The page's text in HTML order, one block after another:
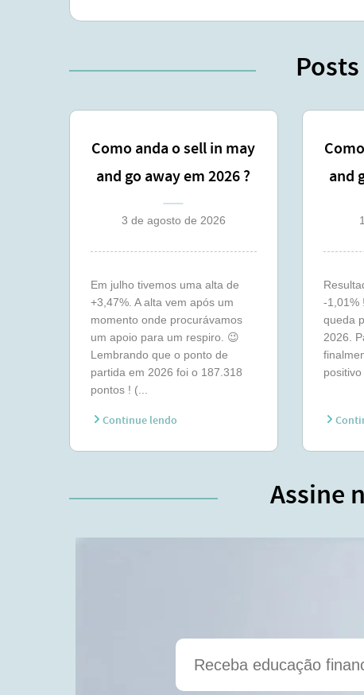
Como anda o sell in may
and go away em 2026 ?
(julho)
3 de agosto de 2026
Em julho tivemos uma alta de
+3,47%. A alta vem após um
momento onde procurávamos
um apoio para um respiro. 😉
Lembrando que o ponto de
partida em 2026 foi o 187.318
pontos ! (...
Continue lendo
and
-1,01%
queda
2026.
positivo
Assine